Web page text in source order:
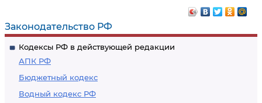
Законодательство РФ
Кодексы РФ в действующей редакции
АПК РФ
Бюджетный кодекс
Водный кодекс РФ
муниципальных
учреждений